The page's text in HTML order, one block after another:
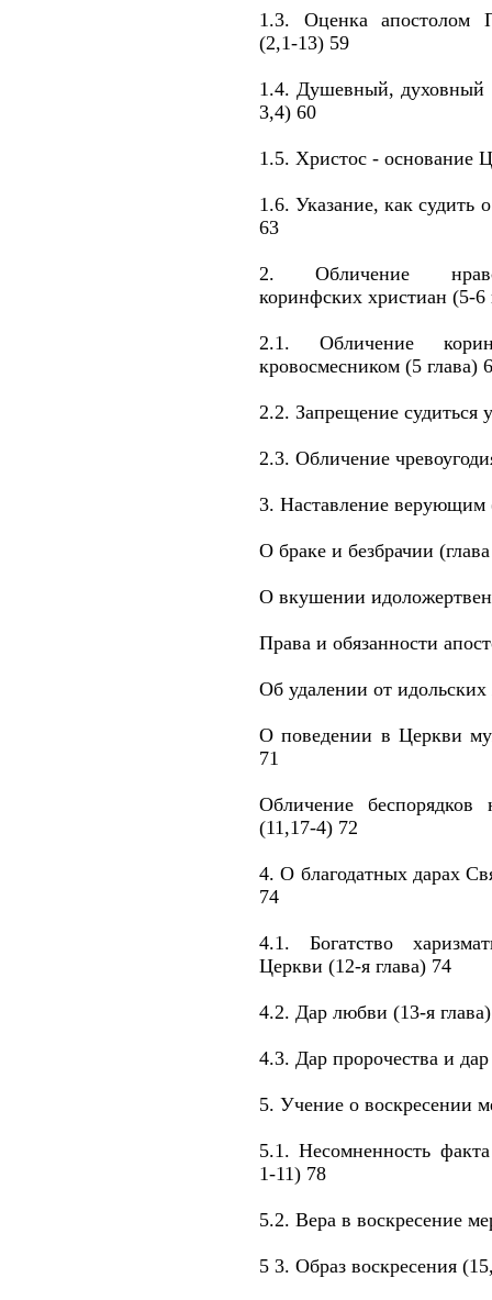
1.3. Оценка апостолом
(2,1-13) 59
1.4. Душевный, духовный
3,4) 60
1.5. Христос - основание
1.6. Указание, как судить
63
2. Обличение
коринфских христиан (5-6
2.1. Обличение
кровосмесником (5 глава)
2.2. Запрещение судиться
2.3. Обличение
3. Наставление верующим
О браке и безбрачии
О вкушении
Права и обязанности
Об удалении от идольских
О поведении в Церкви
71
Обличение беспорядков
(11,17-4) 72
4. О благодатных дарах
74
4.1. Богатство
Церкви (12-я глава) 74
4.2. Дар любви (13-я
4.3. Дар пророчества и
5. Учение о воскресении
5.1. Несомненность
1-11) 78
5.2. Вера в воскресение
5 3. Образ воскресения